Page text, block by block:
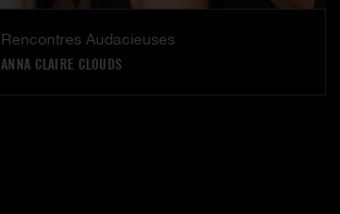
Rencontres Audacieuses
ANNA CLAIRE CLOUDS